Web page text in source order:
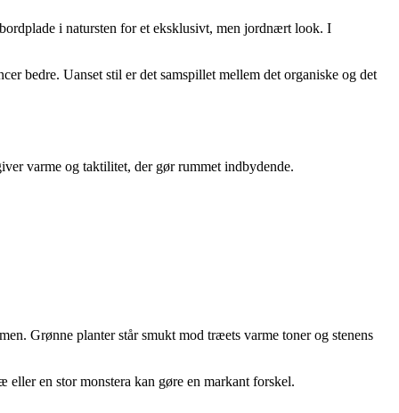
i natursten for et eksklusivt, men jordnært look. I
bedre. Uanset stil er det samspillet mellem det organiske og det
varme og taktilitet, der gør rummet indbydende.
Grønne planter står smukt mod træets varme toner og stenens
en stor monstera kan gøre en markant forskel.